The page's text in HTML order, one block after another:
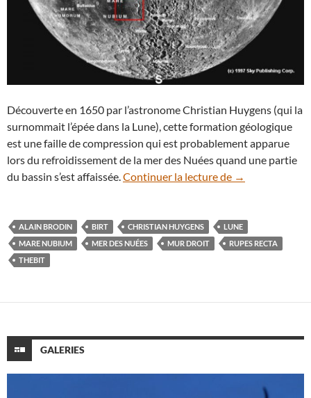
Découverte en 1650 par l’astronome Christian Huygens (qui la
surnommait l’épée dans la Lune), cette formation géologique
est une faille de compression qui est probablement apparue
lors du refroidissement de la mer des Nuées quand une partie
du bassin s’est affaissée. Continuer la lecture de Paysages
→
ALAIN BRODIN BIRT CHRISTIAN HUYGENS
LUNE
MARE NUBIUM
MER DES NUÉES MUR DROIT
RUPES RECTA
THEBIT
GALERIES